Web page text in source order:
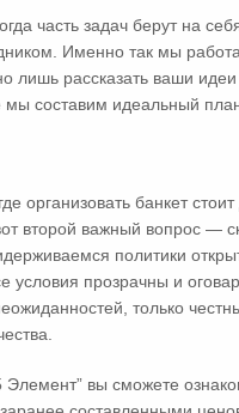
часть задач берут на
Именно так мы
лишь рассказать ваши идеи
составим идеальный
организовать банкет
второй важный вопрос —
политики
условия прозрачны и
только
Элемент” вы сможете